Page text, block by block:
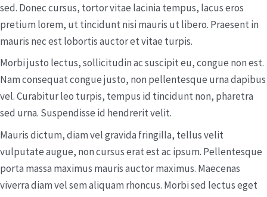
sed. Donec cursus, tortor vitae lacinia tempus, lacus eros
pretium lorem, ut tincidunt nisi mauris ut libero. Praesent in
mauris nec est lobortis auctor et vitae turpis.
Morbi justo lectus, sollicitudin ac suscipit eu, congue non est.
Nam consequat congue justo, non pellentesque urna dapibus
vel. Curabitur leo turpis, tempus id tincidunt non, pharetra
sed urna. Suspendisse id hendrerit velit.
Mauris dictum, diam vel gravida fringilla, tellus velit
vulputate augue, non cursus erat est ac ipsum. Pellentesque
porta massa maximus mauris auctor maximus. Maecenas
viverra diam vel sem aliquam rhoncus. Morbi sed lectus eget